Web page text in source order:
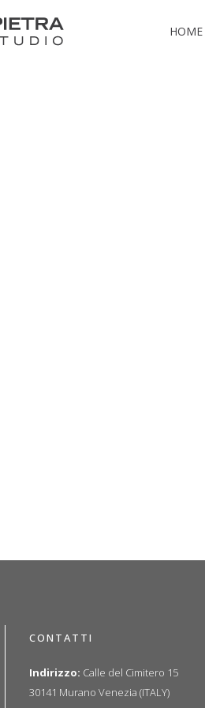
HOME
CONTATTI
Indirizzo: Calle del Cimitero 15
30141 Murano Venezia (ITALY)